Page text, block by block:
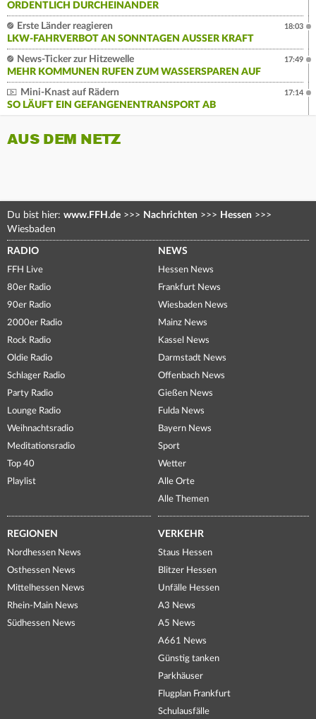
ORDENTLICH DURCHEINANDER
Erste Länder reagieren
LKW-FAHRVERBOT AN SONNTAGEN AUSSER KRAFT
18:03
News-Ticker zur Hitzewelle
MEHR KOMMUNEN RUFEN ZUM WASSERSPAREN AUF
17:49
Mini-Knast auf Rädern
SO LÄUFT EIN GEFANGENENTRANSPORT AB
17:14
AUS DEM NETZ
Du bist hier: www.FFH.de >>> Nachrichten >>> Hessen >>>
Wiesbaden
RADIO
FFH Live
80er Radio
90er Radio
2000er Radio
Rock Radio
Oldie Radio
Schlager Radio
Party Radio
Lounge Radio
Weihnachtsradio
Meditationsradio
Top 40
Playlist
NEWS
Hessen News
Frankfurt News
Wiesbaden News
Mainz News
Kassel News
Darmstadt News
Offenbach News
Gießen News
Fulda News
Bayern News
Sport
Wetter
Alle Orte
Alle Themen
REGIONEN
Nordhessen News
Osthessen News
Mittelhessen News
Rhein-Main News
Südhessen News
VERKEHR
Staus Hessen
Blitzer Hessen
Unfälle Hessen
A3 News
A5 News
A661 News
Günstig tanken
Parkhäuser
Flugplan Frankfurt
Schulausfälle